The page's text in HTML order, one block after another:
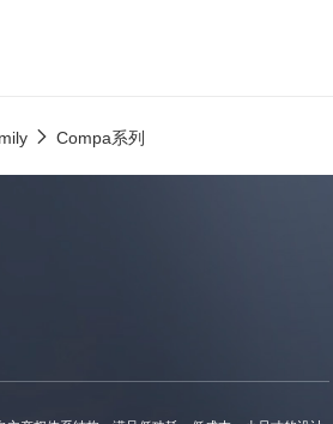
Compa系列